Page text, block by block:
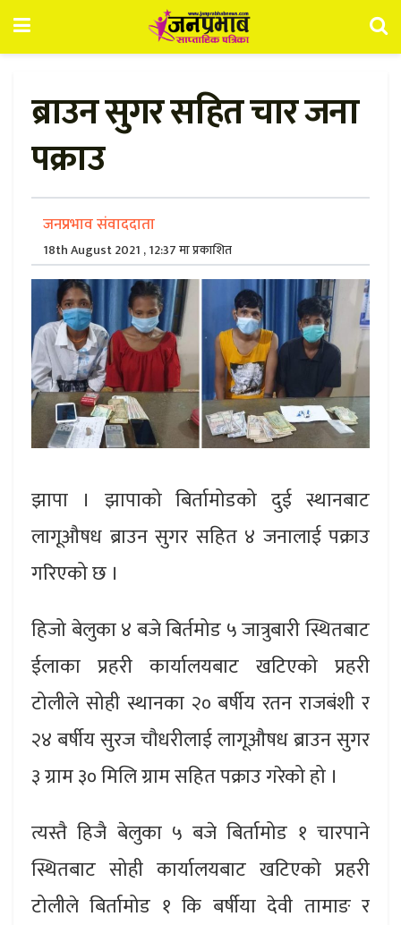
ब्राउन सुगर सहित चार जना
पक्राउ
जनप्रभाव संवाददाता
18th August 2021 , 12:37 मा प्रकाशित
झापा । झापाको बिर्तामोडको दुई स्थानबाट
लागूऔषध ब्राउन सुगर सहित ४ जनालाई पक्राउ
गरिएको छ ।
हिजो बेलुका ४ बजे बिर्तमोड ५ जात्रुबारी स्थितबाट
ईलाका प्रहरी कार्यालयबाट खटिएको प्रहरी
टोलीले सोही स्थानका २० बर्षीय रतन राजबंशी र
२४ बर्षीय सुरज चौधरीलाई लागूऔषध ब्राउन सुगर
३ ग्राम ३० मिलि ग्राम सहित पक्राउ गरेको हो ।
त्यस्तै हिजै बेलुका ५ बजे बिर्तामोड १ चारपाने
स्थितबाट सोही कार्यालयबाट खटिएको प्रहरी
टोलीले बिर्तामोड १ कि बर्षीया देवी तामाङ र